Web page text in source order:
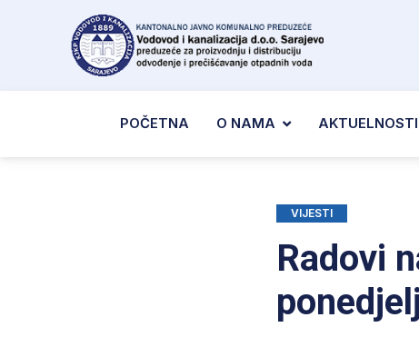
POČETNA O NAMA AKTUELNOSTI
VIJESTI
Radovi